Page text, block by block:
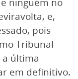
e,
pois
Tribunal
a última
em definitivo.